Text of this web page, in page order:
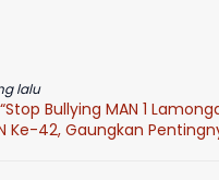
lalu
Bullying MAN 1
Ke-42, Gaungkan